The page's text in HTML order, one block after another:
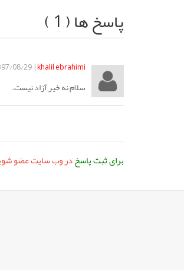
پاسخ ها ( 1 )
khalil ebrahimi
| 1397/08/29
سلام‌ نه خیر آزاد نیست.
برای ثبت پاسخدر وب سایت عضو